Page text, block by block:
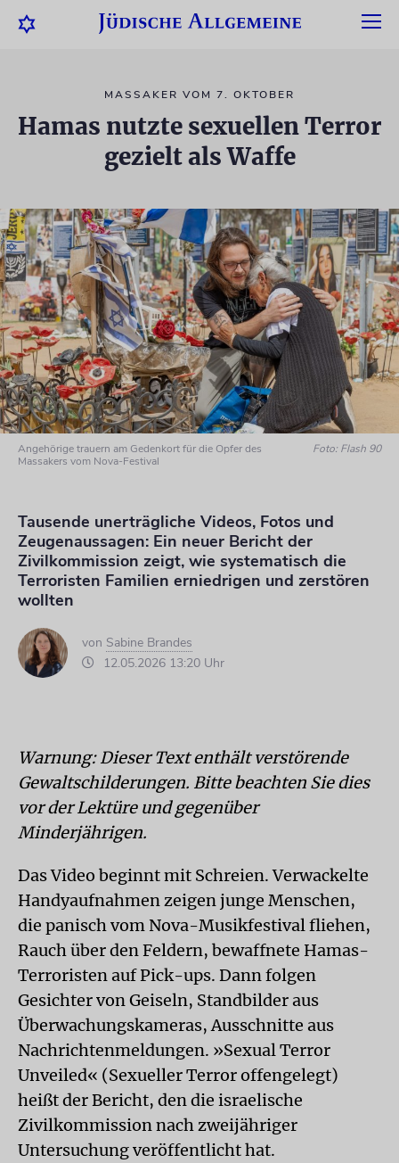
MASSAKER VOM 7. OKTOBER
Hamas nutzte sexuellen Terror
gezielt als Waffe
Angehörige trauern am Gedenkort für die Opfer des
Massakers vom Nova-Festival
Foto: Flash 90
Tausende unerträgliche Videos, Fotos und
Zeugenaussagen: Ein neuer Bericht der
Zivilkommission zeigt, wie systematisch die
Terroristen Familien erniedrigen und zerstören
wollten
von Sabine Brandes
12.05.2026 13:20 Uhr
Warnung: Dieser Text enthält verstörende
Gewaltschilderungen. Bitte beachten Sie dies
vor der Lektüre und gegenüber
Minderjährigen.
Das Video beginnt mit Schreien. Verwackelte
Handyaufnahmen zeigen junge Menschen,
die panisch vom Nova-Musikfestival fliehen,
Rauch über den Feldern, bewaffnete Hamas-
Terroristen auf Pick-ups. Dann folgen
Gesichter von Geiseln, Standbilder aus
Überwachungskameras, Ausschnitte aus
Nachrichtenmeldungen. »Sexual Terror
Unveiled« (Sexueller Terror offengelegt)
heißt der Bericht, den die israelische
Zivilkommission nach zweijähriger
Untersuchung veröffentlicht hat.